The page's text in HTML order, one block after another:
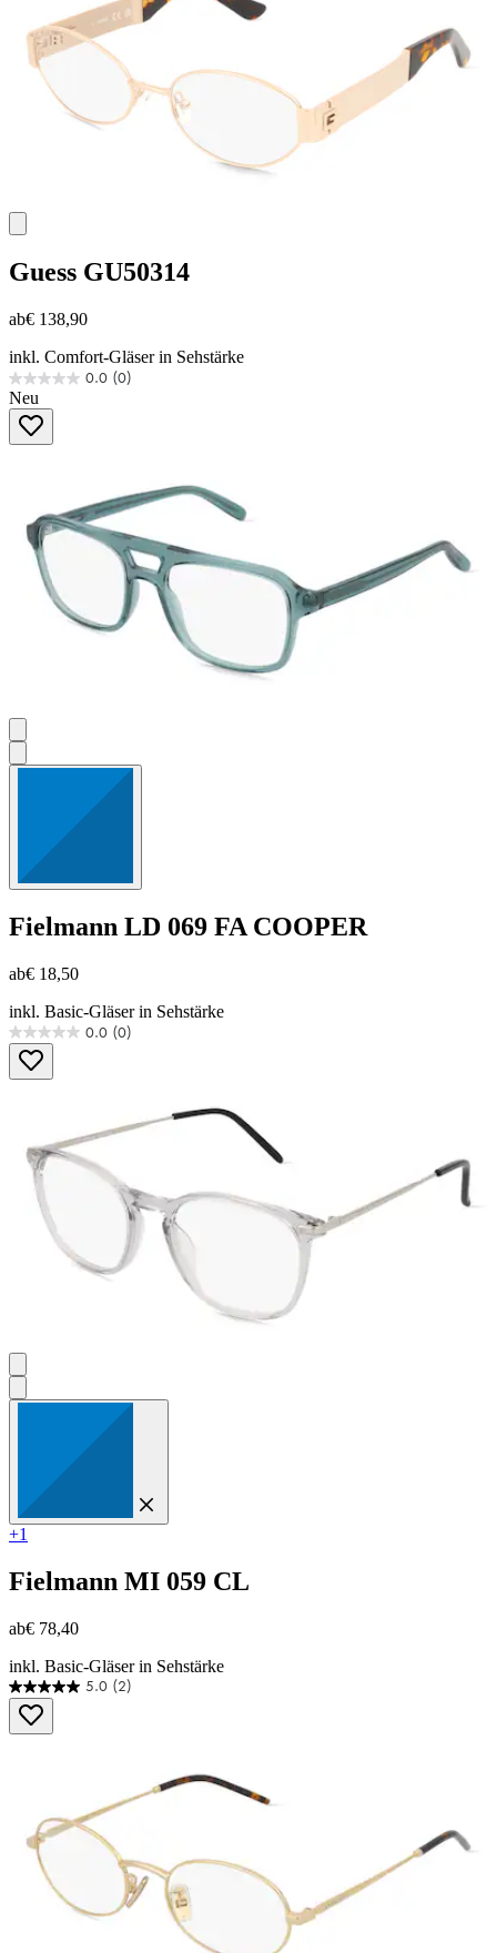
Guess GU50314
ab€ 138,90
inkl. Comfort-Gläser in Sehstärke
0.0 (0)
0.0
von
Sternen.
Neu
Fielmann LD 069 FA COOPER
ab€ 18,50
inkl. Basic-Gläser in Sehstärke
0.0 (0)
0.0
von
5
+1
Fielmann MI 059 CL
ab€ 78,40
inkl. Basic-Gläser in Sehstärke
5.0 (2)
5.0
von
5